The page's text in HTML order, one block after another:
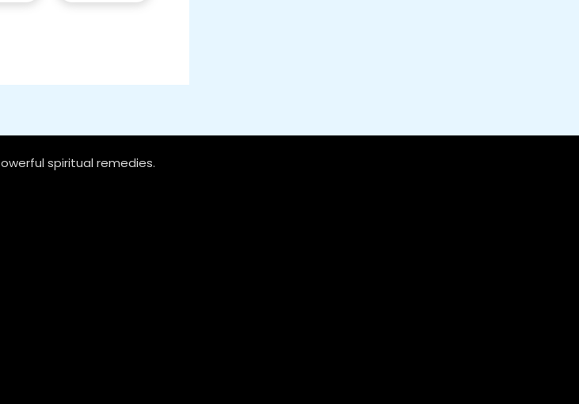
spiritual remedies.